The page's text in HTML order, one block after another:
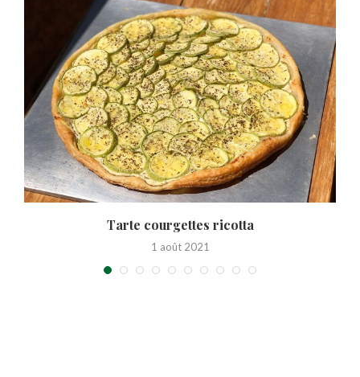
Tarte courgettes ricotta
1 août 2021